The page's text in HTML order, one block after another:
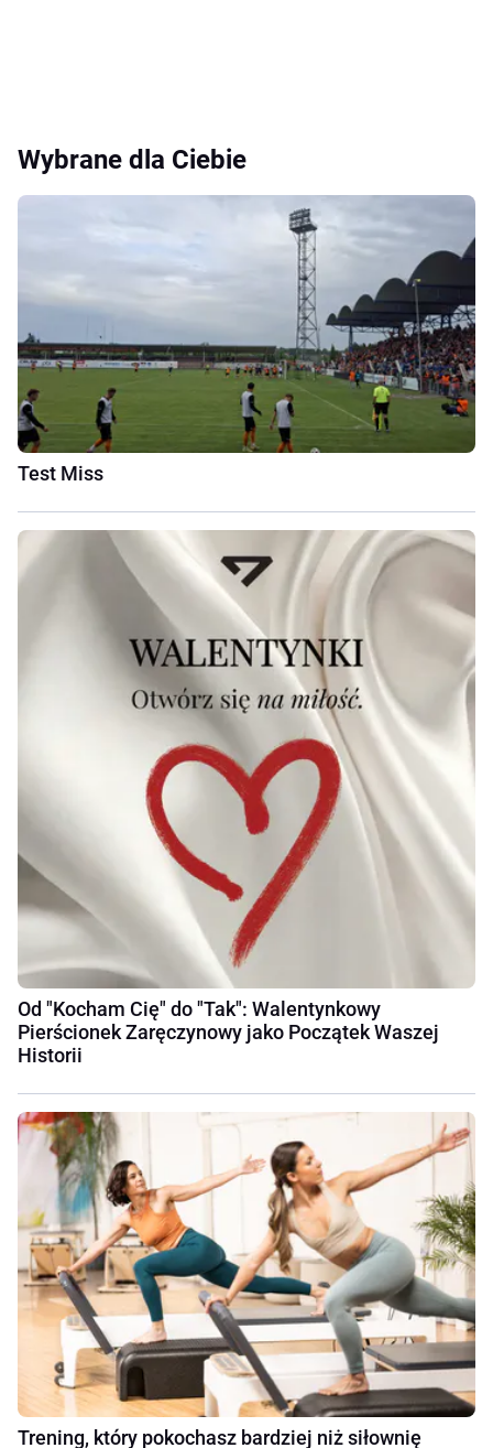
Wybrane dla Ciebie
Test Miss
Od "Kocham Cię" do "Tak": Walentynkowy
Pierścionek Zaręczynowy jako Początek Waszej
Historii
Trening, który pokochasz bardziej niż siłownię